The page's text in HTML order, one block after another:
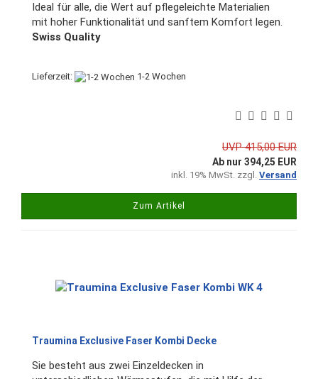
Ideal für alle, die Wert auf pflegeleichte Materialien
mit hoher Funktionalität und sanftem Komfort legen.
Swiss Quality
Lieferzeit: 1-2 Wochen
UVP 415,00 EUR
Ab nur 394,25 EUR
inkl. 19% MwSt. zzgl. Versand
Zum Artikel
Traumina Exclusive Faser Kombi Decke
Sie besteht aus zwei Einzeldecken in